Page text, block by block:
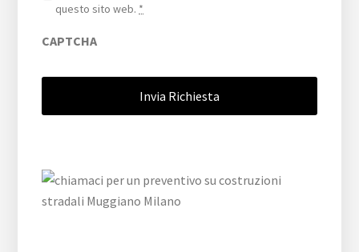
questo sito web. *
CAPTCHA